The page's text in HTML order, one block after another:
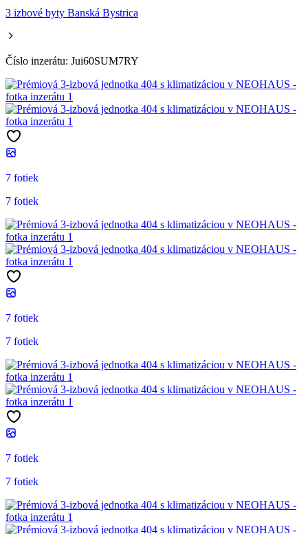
3 izbové byty Banská Bystrica
Číslo inzerátu: Jui60SUM7RY
7 fotiek
7 fotiek
7 fotiek
7 fotiek
7 fotiek
7 fotiek